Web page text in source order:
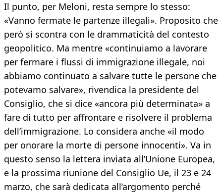
Il punto, per Meloni, resta sempre lo stesso:
«Vanno fermate le partenze illegali». Proposito che
però si scontra con le drammaticità del contesto
geopolitico. Ma mentre «continuiamo a lavorare
per fermare i flussi di immigrazione illegale, noi
abbiamo continuato a salvare tutte le persone che
potevamo salvare», rivendica la presidente del
Consiglio, che si dice «ancora più determinata» a
fare di tutto per affrontare e risolvere il problema
dell’immigrazione. Lo considera anche «il modo
per onorare la morte di persone innocenti». Va in
questo senso la lettera inviata all’Unione Europea,
e la prossima riunione del Consiglio Ue, il 23 e 24
marzo, che sarà dedicata all’argomento perché